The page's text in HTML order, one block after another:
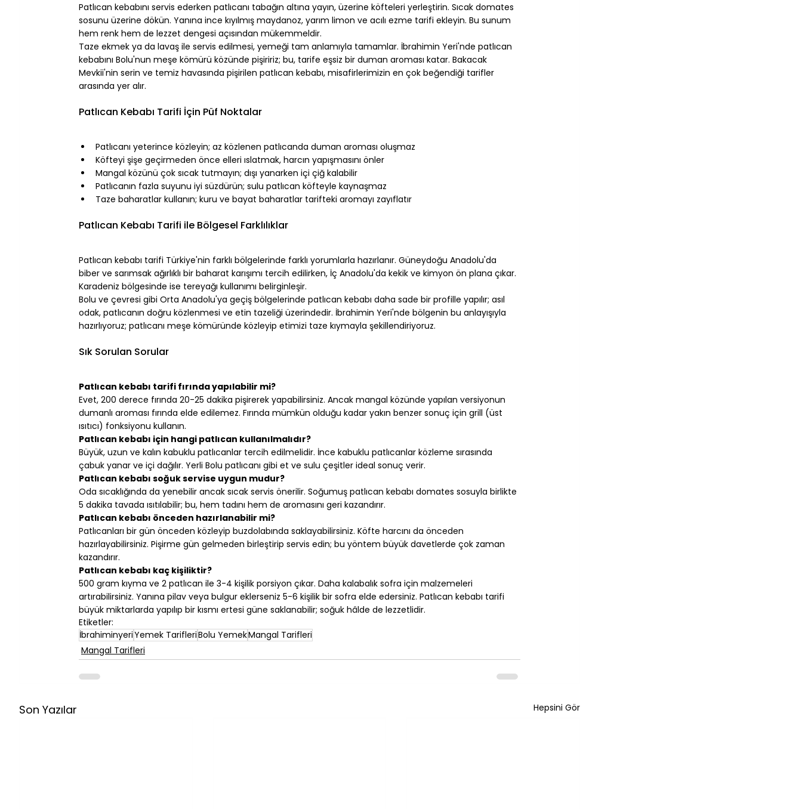
Patlıcan kebabını servis ederken patlıcanı tabağın altına yayın, üzerine köfteleri yerleştirin. Sıcak domates
sosunu üzerine dökün. Yanına ince kıyılmış maydanoz, yarım limon ve acılı ezme tarifi ekleyin. Bu sunum
hem renk hem de lezzet dengesi açısından mükemmeldir.
Taze ekmek ya da lavaş ile servis edilmesi, yemeği tam anlamıyla tamamlar. İbrahimin Yeri'nde patlıcan
kebabını Bolu'nun meşe kömürü közünde pişiririz; bu, tarife eşsiz bir duman aroması katar. Bakacak
Mevkii'nin serin ve temiz havasında pişirilen patlıcan kebabı, misafirlerimizin en çok beğendiği tarifler
arasında yer alır.
Patlıcan Kebabı Tarifi İçin Püf Noktalar
Patlıcanı yeterince közleyin; az közlenen patlıcanda duman aroması oluşmaz
Köfteyi şişe geçirmeden önce elleri ıslatmak, harcın yapışmasını önler
Mangal közünü çok sıcak tutmayın; dışı yanarken içi çiğ kalabilir
Patlıcanın fazla suyunu iyi süzdürün; sulu patlıcan köfteyle kaynaşmaz
Taze baharatlar kullanın; kuru ve bayat baharatlar tarifteki aromayı zayıflatır
Patlıcan Kebabı Tarifi ile Bölgesel Farklılıklar
Patlıcan kebabı tarifi Türkiye'nin farklı bölgelerinde farklı yorumlarla hazırlanır. Güneydoğu Anadolu'da
biber ve sarımsak ağırlıklı bir baharat karışımı tercih edilirken, İç Anadolu'da kekik ve kimyon ön plana çıkar.
Karadeniz bölgesinde ise tereyağı kullanımı belirginleşir.
Bolu ve çevresi gibi Orta Anadolu'ya geçiş bölgelerinde patlıcan kebabı daha sade bir profille yapılır; asıl
odak, patlıcanın doğru közlenmesi ve etin tazeliği üzerindedir. İbrahimin Yeri'nde bölgenin bu anlayışıyla
hazırlıyoruz; patlıcanı meşe kömüründe közleyip etimizi taze kıymayla şekillendiriyoruz.
Sık Sorulan Sorular
Patlıcan kebabı tarifi fırında yapılabilir mi?
Evet, 200 derece fırında 20-25 dakika pişirerek yapabilirsiniz. Ancak mangal közünde yapılan versiyonun
dumanlı aroması fırında elde edilemez. Fırında mümkün olduğu kadar yakın benzer sonuç için grill (üst
ısıtıcı) fonksiyonu kullanın.
Patlıcan kebabı için hangi patlıcan kullanılmalıdır?
Büyük, uzun ve kalın kabuklu patlıcanlar tercih edilmelidir. İnce kabuklu patlıcanlar közleme sırasında
çabuk yanar ve içi dağılır. Yerli Bolu patlıcanı gibi et ve sulu çeşitler ideal sonuç verir.
Patlıcan kebabı soğuk servise uygun mudur?
Oda sıcaklığında da yenebilir ancak sıcak servis önerilir. Soğumuş patlıcan kebabı domates sosuyla birlikte
5 dakika tavada ısıtılabilir; bu, hem tadını hem de aromasını geri kazandırır.
Patlıcan kebabı önceden hazırlanabilir mi?
Patlıcanları bir gün önceden közleyip buzdolabında saklayabilirsiniz. Köfte harcını da önceden
hazırlayabilirsiniz. Pişirme gün gelmeden birleştirip servis edin; bu yöntem büyük davetlerde çok zaman
kazandırır.
Patlıcan kebabı kaç kişiliktir?
500 gram kıyma ve 2 patlıcan ile 3-4 kişilik porsiyon çıkar. Daha kalabalık sofra için malzemeleri
artırabilirsiniz. Yanına pilav veya bulgur eklerseniz 5-6 kişilik bir sofra elde edersiniz. Patlıcan kebabı tarifi
büyük miktarlarda yapılıp bir kısmı ertesi güne saklanabilir; soğuk hâlde de lezzetlidir.
Etiketler:
İbrahiminyeriYemek TarifleriBolu YemekMangal Tarifleri
Mangal Tarifleri
Son Yazılar Hepsini Gör